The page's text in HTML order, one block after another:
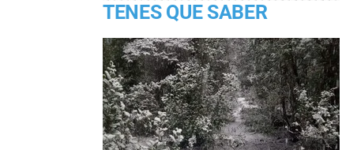
TENES QUE SABER